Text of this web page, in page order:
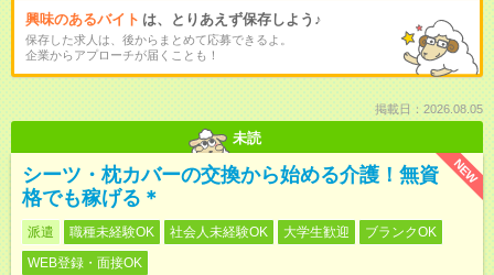
興味のあるバイト は、とりあえず保存しよう♪
保存した求人は、後からまとめて応募できるよ。
企業からアプローチが届くことも！
掲載日：2026.08.05
未読
NEW
シーツ・枕カバーの交換から始める介護！無資
格でも稼げる＊
派遣 職種未経験OK 社会人未経験OK 大学生歓迎
ブランクOK
WEB登録・面接OK